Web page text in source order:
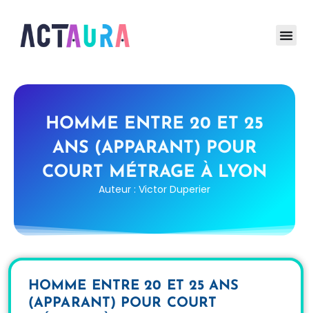
HOMME ENTRE 20 ET 25
ANS (APPARANT) POUR
COURT MÉTRAGE À LYON
Auteur : Victor Duperier
HOMME ENTRE 20 ET 25 ANS
(APPARANT) POUR COURT